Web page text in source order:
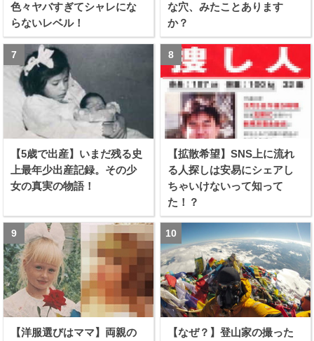
色々ヤバすぎてシャレにな
らないレベル！
な穴、みたことあります
か？
【5歳で出産】いまだ残る史
上最年少出産記録。その少
女の真実の物語！
【拡散希望】SNS上に流れ
る人探しは安易にシェアし
ちゃいけないって知って
た！？
【洋服選びはママ】両親の
【なぜ？】登山家の撮った